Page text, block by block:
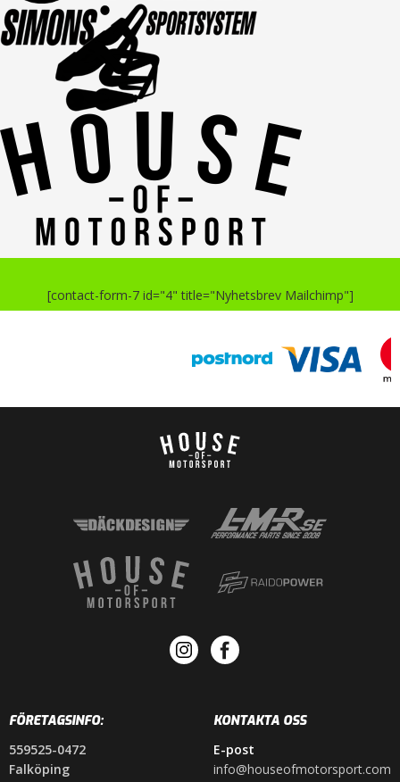
[contact-form-7 id="4" title="Nyhetsbrev Mailchimp"]
FÖRETAGSINFO:
559525-0472
Falköping
KONTAKTA OSS
E-post
info@houseofmotorsport.com